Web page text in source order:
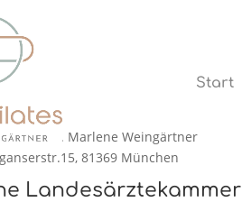
Start
Dr. med. Marlene Weingärtner
81369 München
Landesärztekammer